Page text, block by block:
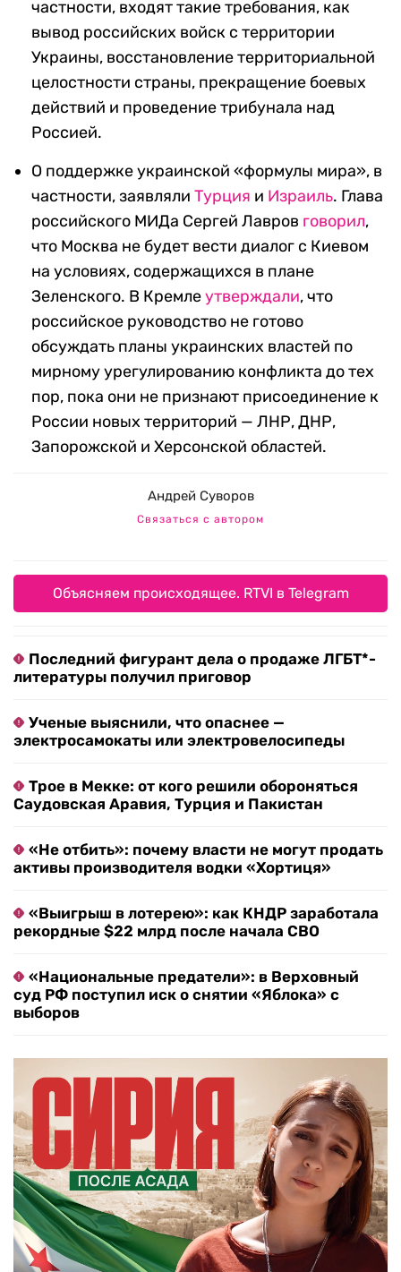
частности, входят такие требования, как
вывод российских войск с территории
Украины, восстановление территориальной
целостности страны, прекращение боевых
действий и проведение трибунала над
Россией.
О поддержке украинской «формулы мира», в
частности, заявляли Турция и Израиль. Глава
российского МИДа Сергей Лавров говорил,
что Москва не будет вести диалог с Киевом
на условиях, содержащихся в плане
Зеленского. В Кремлеутверждали, что
российское руководство не готово
обсуждать планы украинских властей по
мирному урегулированию конфликта до тех
пор, пока они не признают присоединение к
России новых территорий — ЛНР, ДНР,
Запорожской и Херсонской областей.
Андрей Суворов
Связаться с автором
Объясняем происходящее. RTVI в Telegram
Последний фигурант дела о продаже ЛГБТ*-
литературы получил приговор
Ученые выяснили, что опаснее —
электросамокаты или электровелосипеды
Трое в Мекке: от кого решили обороняться
Саудовская Аравия, Турция и Пакистан
«Не отбить»: почему власти не могут продать
активы производителя водки «Хортиця»
«Выигрыш в лотерею»: как КНДР заработала
рекордные $22 млрд после начала СВО
«Национальные предатели»: в Верховный
суд РФ поступил иск о снятии «Яблока» с
выборов